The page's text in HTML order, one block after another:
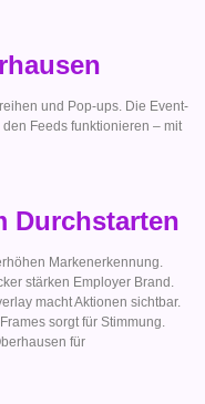
und Pop-ups. Die Event-
Feeds funktionieren – mit
Durchstarten
Markenerkennung.
stärken Employer Brand.
macht Aktionen sichtbar.
sorgt für Stimmung.
für